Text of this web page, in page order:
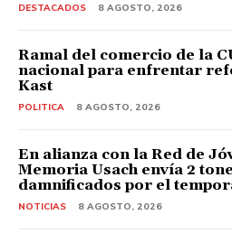
DESTACADOS 8 AGOSTO, 2026
Ramal del comercio de la
nacional para enfrentar
Kast
POLITICA 8 AGOSTO, 2026
En alianza con la Red de
Memoria Usach envía 2
damnificados por el
NOTICIAS 8 AGOSTO, 2026